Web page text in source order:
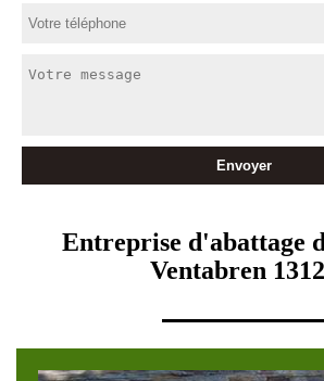
Entreprise d'abattage
Ventabren